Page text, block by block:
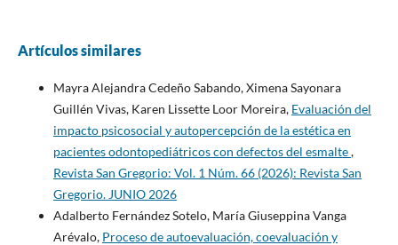
Artículos similares
Mayra Alejandra Cedeño Sabando, Ximena Sayonara
Guillén Vivas, Karen Lissette Loor Moreira, Evaluación del
impacto psicosocial y autopercepción de la estética en
pacientes odontopediátricos con defectos del esmalte,
Revista San Gregorio: Vol. 1 Núm. 66 (2026): Revista San
Gregorio. JUNIO 2026
Adalberto Fernández Sotelo, María Giuseppina Vanga
Arévalo, Proceso de autoevaluación, coevaluación y